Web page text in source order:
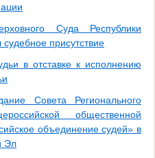
Суда Республики
присутствие
в отставке к исполнению
Совета Регионального
общественной
объединение судей» в
Эл